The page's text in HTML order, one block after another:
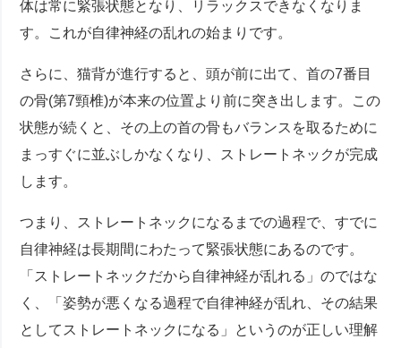
体は常に緊張状態となり、リラックスできなくなりま
す。これが自律神経の乱れの始まりです。
さらに、猫背が進行すると、頭が前に出て、首の7番目
の骨(第7頸椎)が本来の位置より前に突き出します。この
状態が続くと、その上の首の骨もバランスを取るために
まっすぐに並ぶしかなくなり、ストレートネックが完成
します。
つまり、ストレートネックになるまでの過程で、すでに
自律神経は長期間にわたって緊張状態にあるのです。
「ストレートネックだから自律神経が乱れる」のではな
く、「姿勢が悪くなる過程で自律神経が乱れ、その結果
としてストレートネックになる」というのが正しい理解